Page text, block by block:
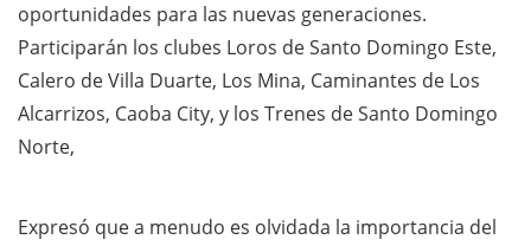
oportunidades para las nuevas generaciones.
Participarán los clubes Loros de Santo Domingo Este,
Calero de Villa Duarte, Los Mina, Caminantes de Los
Alcarrizos, Caoba City, y los Trenes de Santo Domingo
Norte,
Expresó que a menudo es olvidada la importancia del